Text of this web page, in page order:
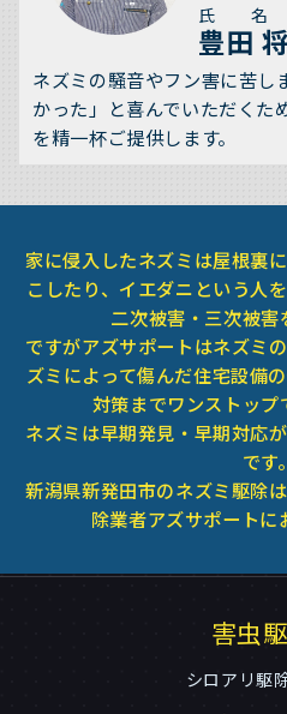
氏 名
豊田
ネズミの騒音やフン害に苦し
かった」と喜んでいただくた
を精一杯ご提供します。
家に侵入したネズミは屋根裏
こしたり、イエダニという人
二次被害・三次被害
ですがアズサポートはネズミ
ズミによって傷んだ住宅設備
対策までワンストップ
ネズミは早期発見・早期対応
です。
新潟県新発田市のネズミ駆除
除業者アズサポートに
害虫
シロアリ駆